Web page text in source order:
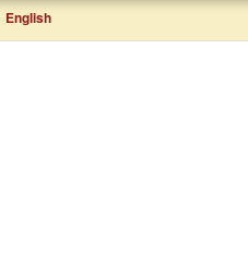
English